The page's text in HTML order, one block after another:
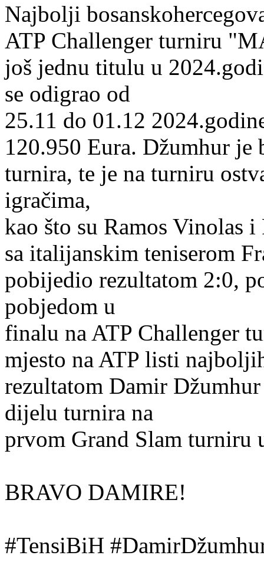
Najbolji
ATP Challenger turniru
još jednu titulu u
se odigrao od
25.11 do 01.12
120.950 Eura. Džumhur je
turnira, te je na turniru
igračima,
kao što su Ramos Vinolas
sa italijanskim teniserom
pobijedio rezultatom 2:0,
pobjedom u
finalu na ATP Challenger
mjesto na ATP listi
rezultatom Damir
dijelu turnira na
prvom Grand Slam turniru
BRAVO DAMIRE!
#TensiBiH